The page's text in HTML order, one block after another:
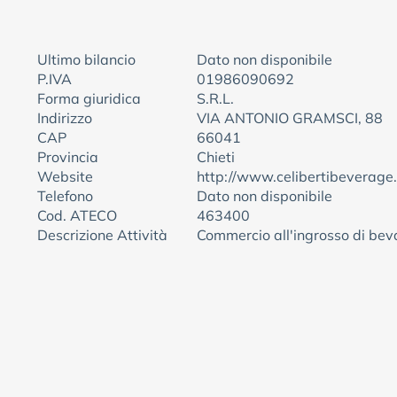
Ultimo bilancio
Dato non disponibile
P.IVA
01986090692
Forma giuridica
S.R.L.
Indirizzo
VIA ANTONIO GRAMSCI, 88
CAP
66041
Provincia
Chieti
Website
http://
Telefono
Dato non disponibile
Cod. ATECO
463400
Descrizione Attività
Commercio all'ingrosso di